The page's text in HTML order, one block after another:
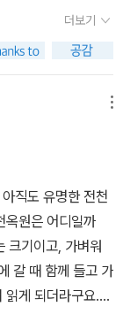
기구도 궁금하고,
쳐다만 보면 이
운 이야기 좋아하
자라면 전천당
겠다.​ * 출판사로
니다.​
?​각 에피소드마다
거웠던 것 같습니
이들의 방학을 더
도서를 제공 받았
이든 딱 하나만 할
. 하루타는 하늘
아이 아이를 보고
를 타게 된다. 하
다르게 집으로
자아이가 하루타
지? 그 여자 아이
없이 롤러코스터
을 준다는 말에 꾹
된다. 새로운 코스
가 등장하지 않아
알았는지 잘못에
고 보니 우리 몰래
영하는 것이 아니
만들어 가게를 차
운영한 지 얼마
되고 그중 6명의
데, 그의 타깃을
타고 싶은 놀이
만, 단 조건이 있
먼 탈 수 있다는 것
더보기
직도 유명한 전천
옥원은 어디일까
크기이고, 가벼워
갈 때 함께 들고 가
게 되더라구요.차